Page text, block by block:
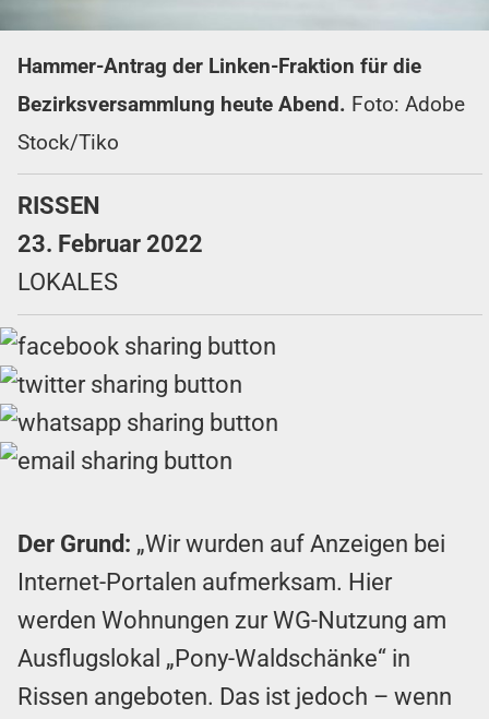
Hammer-Antrag der Linken-Fraktion für die
Bezirksversammlung heute Abend. Foto: Adobe
Stock/Tiko
RISSEN
23. Februar 2022
LOKALES
Der Grund: „Wir wurden auf Anzeigen bei
Internet-Portalen aufmerksam. Hier
werden Wohnungen zur WG-Nutzung am
Ausflugslokal „Pony-Waldschänke“ in
Rissen angeboten. Das ist jedoch – wenn